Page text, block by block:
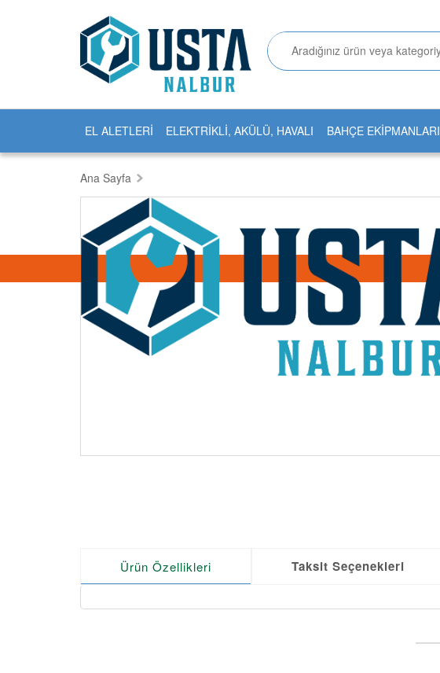
EL ALETLERİ ELEKTRİKLİ, AKÜLÜ, HAVALI BAHÇE EKİPMANLARI
Ana Sayfa
Ürün Özellikleri Taksit Seçenekleri